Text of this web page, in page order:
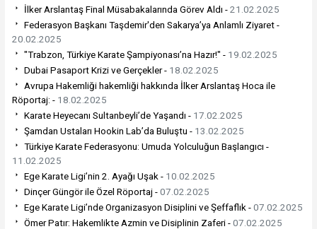
İlker Arslantaş Final Müsabakalarında Görev Aldı -21.02.2025
Federasyon Başkanı Taşdemir'den Sakarya’ya Anlamlı Ziyaret -
20.02.2025
"Trabzon, Türkiye Karate Şampiyonası’na Hazır!" - 19.02.2025
Dubai Pasaport Krizi ve Gerçekler - 18.02.2025
Avrupa Hakemliği hakemliği hakkında İlker Arslantaş Hoca ile
Röportaj: - 18.02.2025
Karate Heyecanı Sultanbeyli’de Yaşandı - 17.02.2025
Şamdan Ustaları Hookin Lab’da Buluştu - 13.02.2025
Türkiye Karate Federasyonu: Umuda Yolculuğun Başlangıcı -
11.02.2025
Ege Karate Ligi’nin 2. Ayağı Uşak - 10.02.2025
Dinçer Güngör ile Özel Röportaj -07.02.2025
Ege Karate Ligi’nde Organizasyon Disiplini ve Şeffaflık -07.02.2025
Ömer Patır: Hakemlikte Azmin ve Disiplinin Zaferi -07.02.2025